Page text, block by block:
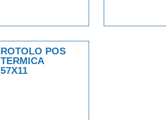
ROTOLO POS
TERMICA
57X11